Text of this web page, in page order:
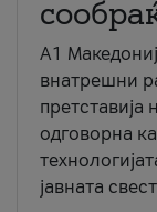
A1
внатрешни
одговорна
јавната